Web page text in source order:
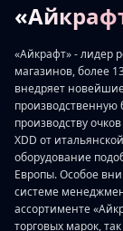
«Айкрафт» - лидер
магазинов, более
внедряет
производственную
производству
XDD от
оборудование
Европы. Особое
системе
ассортименте
торговых марок,